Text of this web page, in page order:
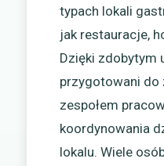
typach lokali
jak restauracje,
Dzięki zdobytym
przygotowani do
zespołem
koordynowania
lokalu. Wiele